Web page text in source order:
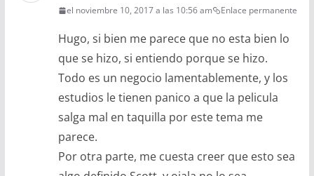
el noviembre 10, 2017 a las 10:56 am Enlace permanente
Hugo, si bien me parece que no esta bien lo
que se hizo, si entiendo porque se hizo.
Todo es un negocio lamentablemente, y los
estudios le tienen panico a que la pelicula
salga mal en taquilla por este tema me
parece.
Por otra parte, me cuesta creer que esto sea